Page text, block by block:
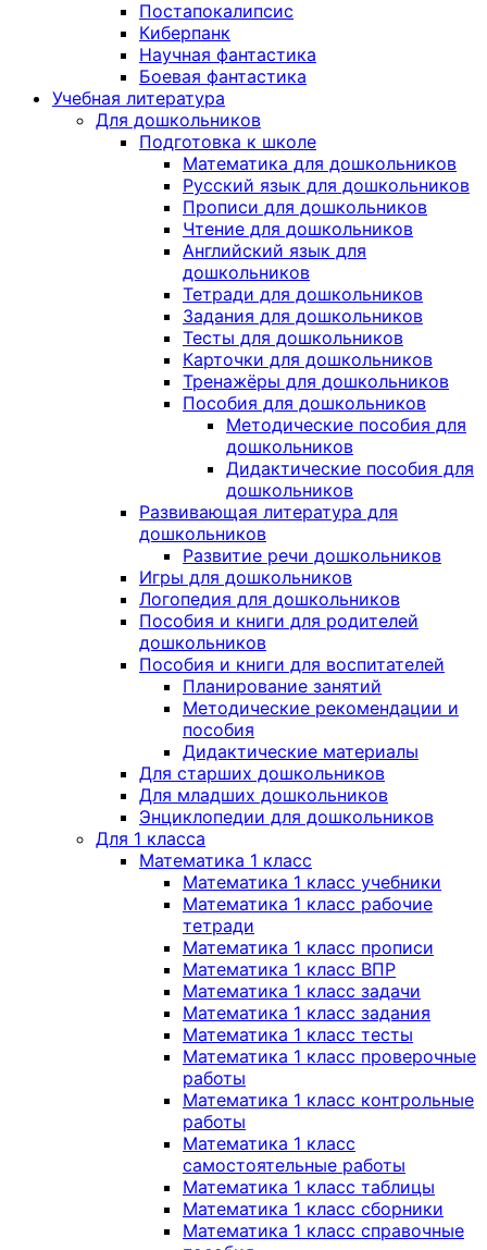
Постапокалипсис
Киберпанк
Научная фантастика
Боевая фантастика
Учебная литература
Для дошкольников
Подготовка к школе
Математика для дошкольников
Русский язык для дошкольников
Прописи для дошкольников
Чтение для дошкольников
Английский язык для
дошкольников
Тетради для дошкольников
Задания для дошкольников
Тесты для дошкольников
Карточки для дошкольников
Тренажёры для дошкольников
Пособия для дошкольников
Методические пособия для
дошкольников
Дидактические пособия для
дошкольников
Развивающая литература для
дошкольников
Развитие речи дошкольников
Игры для дошкольников
Логопедия для дошкольников
Пособия и книги для родителей
дошкольников
Пособия и книги для воспитателей
Планирование занятий
Методические рекомендации и
пособия
Дидактические материалы
Для старших дошкольников
Для младших дошкольников
Энциклопедии для дошкольников
Для 1 класса
Математика 1 класс
Математика 1 класс учебники
Математика 1 класс рабочие
тетради
Математика 1 класс прописи
Математика 1 класс ВПР
Математика 1 класс задачи
Математика 1 класс задания
Математика 1 класс тесты
Математика 1 класс проверочные
работы
Математика 1 класс контрольные
работы
Математика 1 класс
самостоятельные работы
Математика 1 класс таблицы
Математика 1 класс сборники
Математика 1 класс справочные